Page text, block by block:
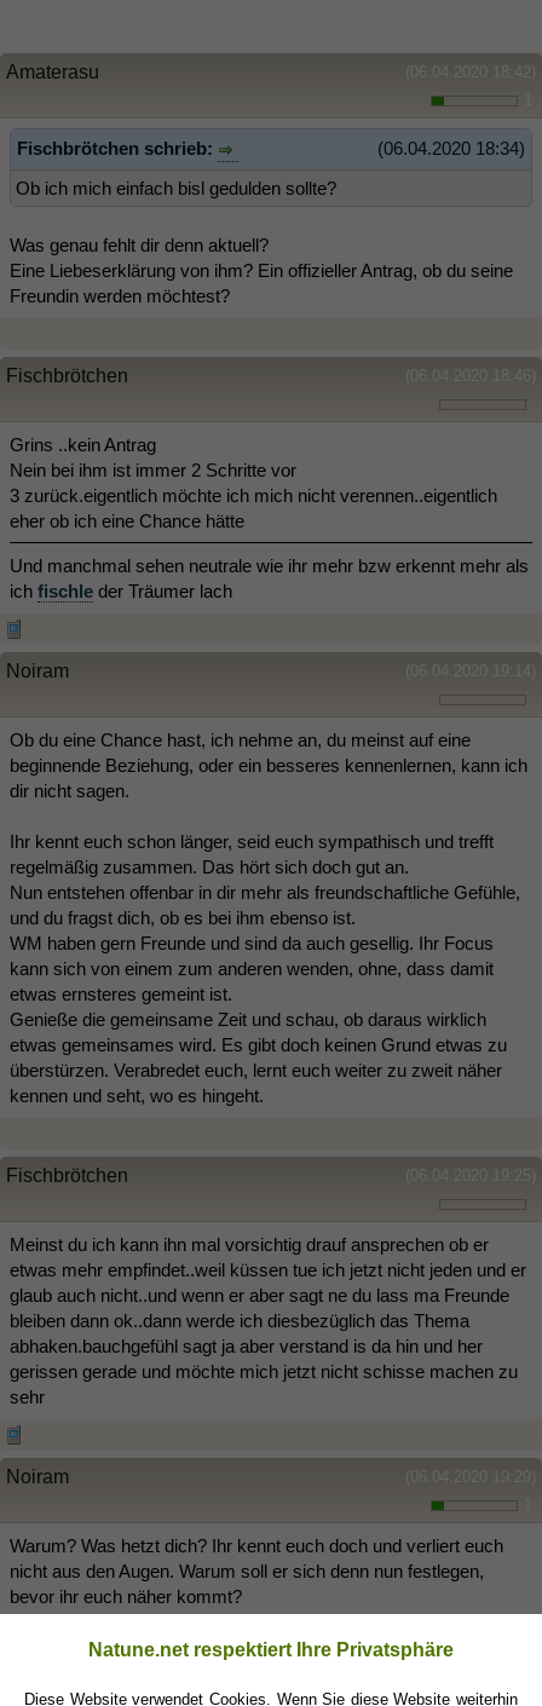
(06.04.2020 18:42)
Amaterasu
(06.04.2020 18:34)
Fischbrötchen schrieb:
Ob ich mich einfach bisl gedulden sollte?
Was genau fehlt dir denn aktuell?
Eine Liebeserklärung von ihm? Ein offizieller Antrag, ob du seine
Freundin werden möchtest?
(06.04.2020 18:46)
Fischbrötchen
Grins ..kein Antrag
Nein bei ihm ist immer 2 Schritte vor
3 zurück.eigentlich möchte ich mich nicht verennen..eigentlich
eher ob ich eine Chance hätte
Und manchmal sehen neutrale wie ihr mehr bzw erkennt mehr als
ich fischle der Träumer lach
(06.04.2020 19:14)
Noiram
Ob du eine Chance hast, ich nehme an, du meinst auf eine
beginnende Beziehung, oder ein besseres kennenlernen, kann ich
dir nicht sagen.
Ihr kennt euch schon länger, seid euch sympathisch und trefft
regelmäßig zusammen. Das hört sich doch gut an.
Nun entstehen offenbar in dir mehr als freundschaftliche Gefühle,
und du fragst dich, ob es bei ihm ebenso ist.
WM haben gern Freunde und sind da auch gesellig. Ihr Focus
kann sich von einem zum anderen wenden, ohne, dass damit
etwas ernsteres gemeint ist.
Genieße die gemeinsame Zeit und schau, ob daraus wirklich
etwas gemeinsames wird. Es gibt doch keinen Grund etwas zu
überstürzen. Verabredet euch, lernt euch weiter zu zweit näher
kennen und seht, wo es hingeht.
(06.04.2020 19:25)
Fischbrötchen
Meinst du ich kann ihn mal vorsichtig drauf ansprechen ob er
etwas mehr empfindet..weil küssen tue ich jetzt nicht jeden und er
glaub auch nicht..und wenn er aber sagt ne du lass ma Freunde
bleiben dann ok..dann werde ich diesbezüglich das Thema
abhaken.bauchgefühl sagt ja aber verstand is da hin und her
gerissen gerade und möchte mich jetzt nicht schisse machen zu
sehr
(06.04.2020 19:29)
Noiram
Warum? Was hetzt dich? Ihr kennt euch doch und verliert euch
nicht aus den Augen. Warum soll er sich denn nun festlegen,
bevor ihr euch näher kommt?
Natune.net respektiert Ihre Privatsphäre
Diese Website verwendet Cookies. Wenn Sie diese Website weiterhin